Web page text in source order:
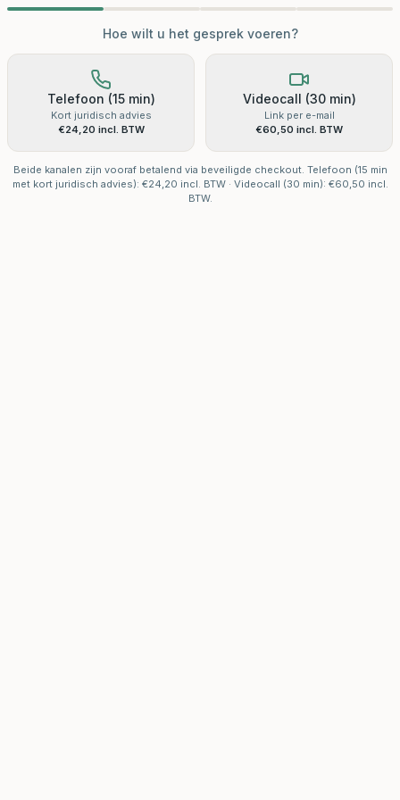
Hoe wilt u het gesprek voeren?
Telefoon (15 min)
Kort juridisch advies
€24,20 incl. BTW
Videocall (30 min)
Link per e-mail
€60,50 incl. BTW
Beide kanalen zijn vooraf betalend via beveiligde checkout. Telefoon (15 min
met kort juridisch advies): €24,20 incl. BTW · Videocall (30 min): €60,50 incl.
BTW.